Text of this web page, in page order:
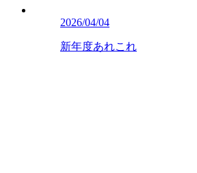
2026/04/04
新年度あれこれ